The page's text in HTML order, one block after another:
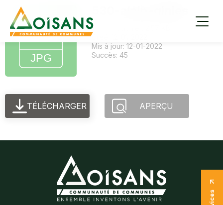
Taille du fichier: 2.57 KB
Créé: 12-01-2022
Mis à jour: 12-01-2022
Succès: 45
TÉLÉCHARGER APERÇU